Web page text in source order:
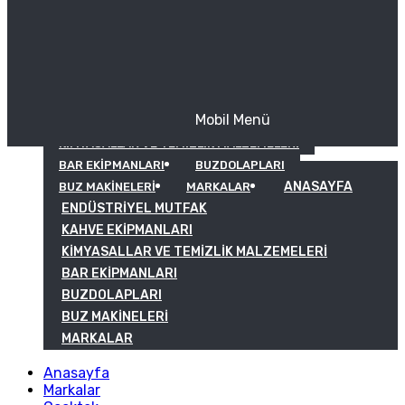
KIMYASALLAR VE TEMIZLIK MALZEMELERI
BAR EKIPMANLARI
BUZDOLAPLARI
BUZ MAKINELERI
MARKALAR
Mobil Menü
ANASAYFA
ENDÜSTRIYEL MUTFAK
KAHVE EKIPMANLARI
KIMYASALLAR VE TEMIZLIK MALZEMELERI
BAR EKIPMANLARI
BUZDOLAPLARI
BUZ MAKINELERI
MARKALAR
Anasayfa
Markalar